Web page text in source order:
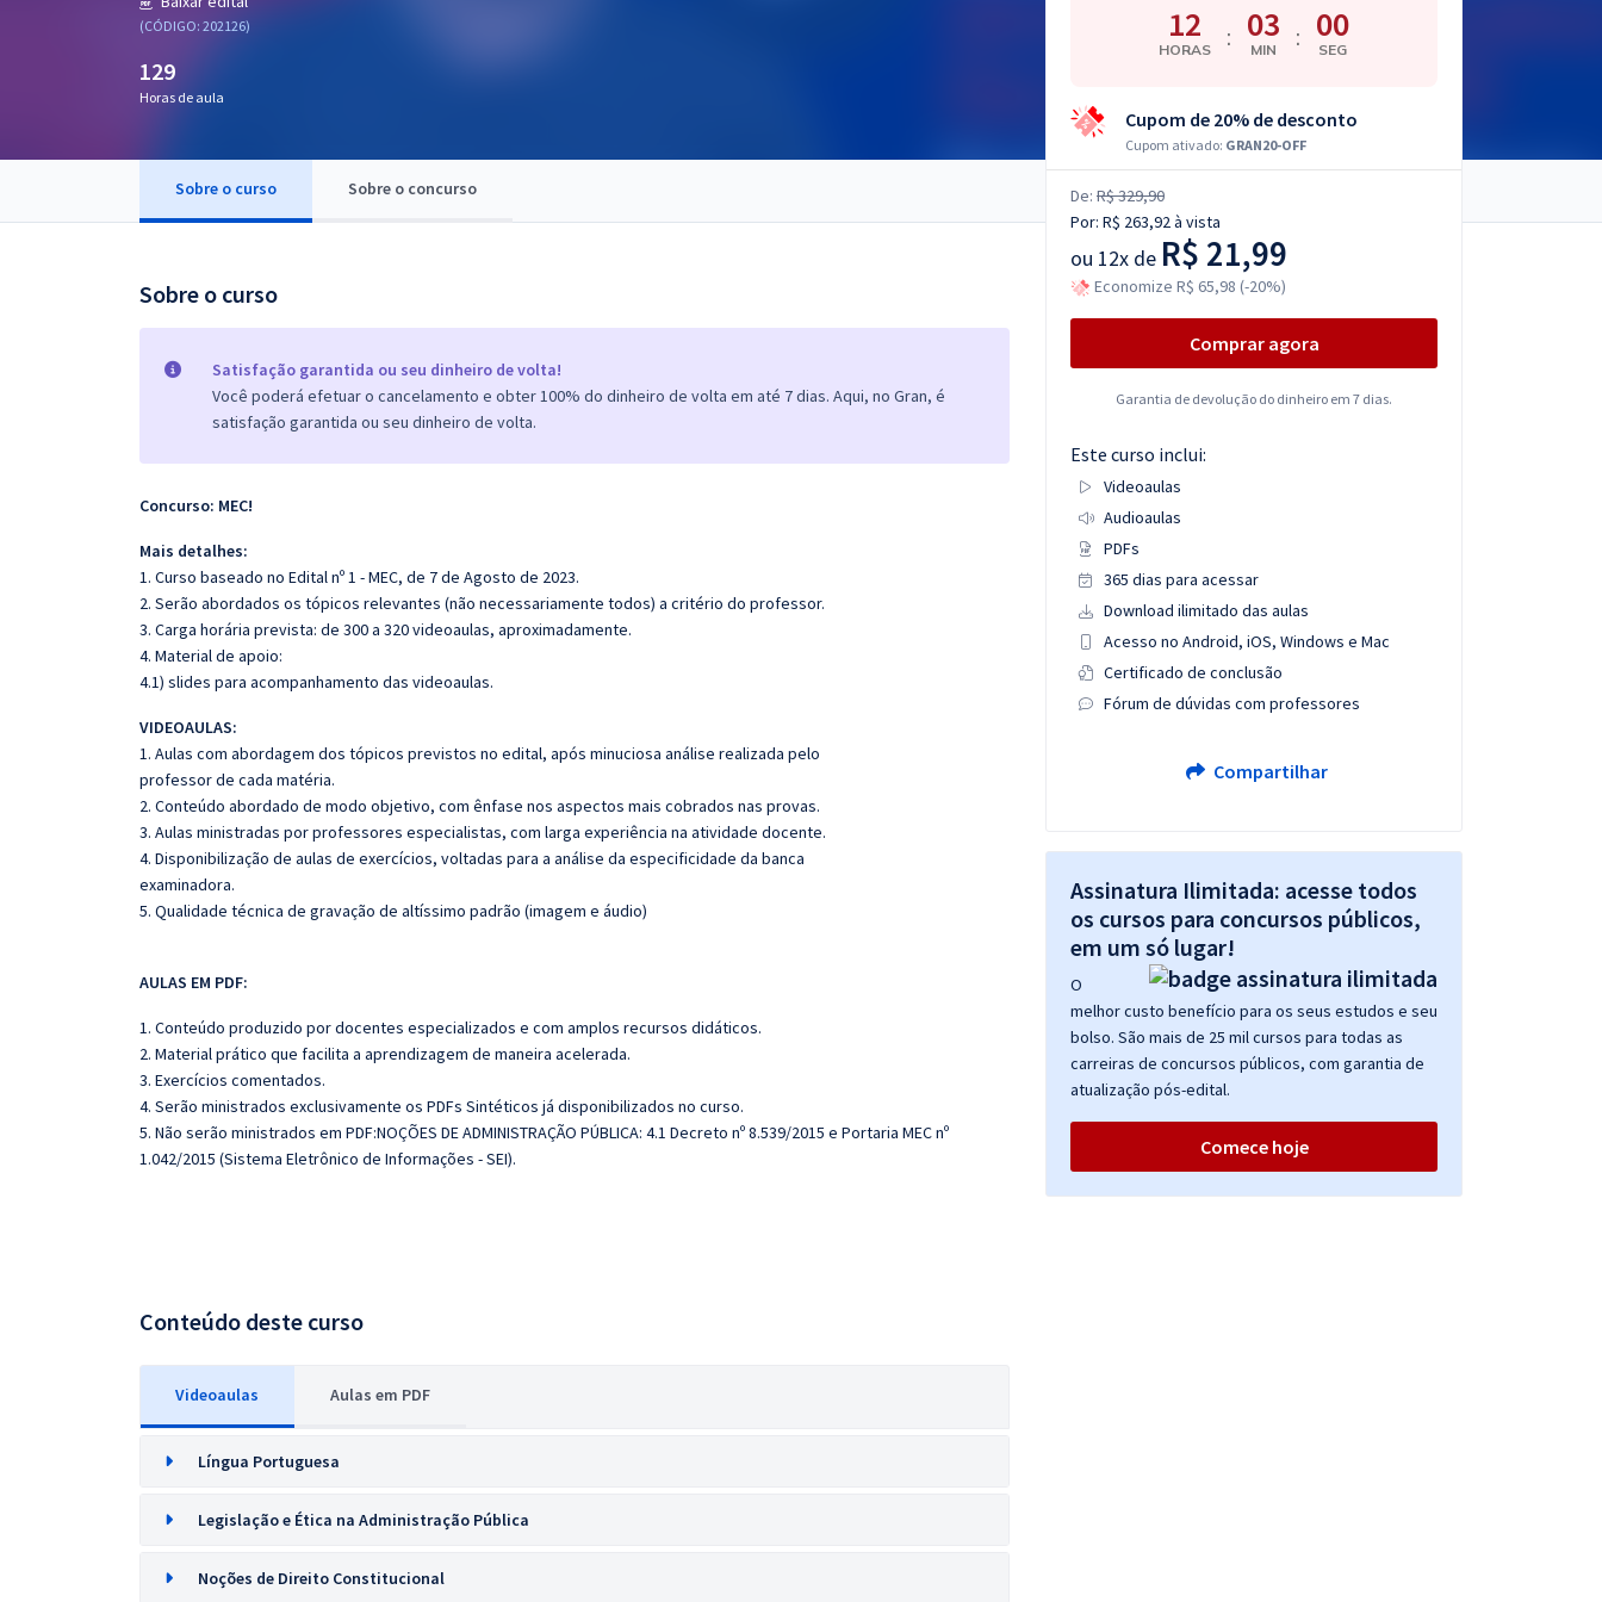
Conteúdo gratuito
(CÓDIGO: 202126)
129
Horas de aula
Sobre o curso Sobre o concurso
Sobre o curso
Satisfação garantida ou seu dinheiro de volta!
Você poderá efetuar o cancelamento e obter 100% do dinheiro de volta em até 7 dias. Aqui, no Gran, é
satisfação garantida ou seu dinheiro de volta.
Concurso: MEC!
Mais detalhes:
1. Curso baseado no Edital nº 1 - MEC, de 7 de Agosto de 2023.
2. Serão abordados os tópicos relevantes (não necessariamente todos) a critério do professor.
3. Carga horária prevista: de 300 a 320 videoaulas, aproximadamente.
4. Material de apoio:
4.1) slides para acompanhamento das videoaulas.
VIDEOAULAS:
1. Aulas com abordagem dos tópicos previstos no edital, após minuciosa análise realizada pelo
professor de cada matéria.
2. Conteúdo abordado de modo objetivo, com ênfase nos aspectos mais cobrados nas provas.
3. Aulas ministradas por professores especialistas, com larga experiência na atividade docente.
4. Disponibilização de aulas de exercícios, voltadas para a análise da especificidade da banca
examinadora.
5. Qualidade técnica de gravação de altíssimo padrão (imagem e áudio)
AULAS EM PDF:
1. Conteúdo produzido por docentes especializados e com amplos recursos didáticos.
2. Material prático que facilita a aprendizagem de maneira acelerada.
3. Exercícios comentados.
4. Serão ministrados exclusivamente os PDFs Sintéticos já disponibilizados no curso.
5. Não serão ministrados em PDF:NOÇÕES DE ADMINISTRAÇÃO PÚBLICA: 4.1 Decreto nº 8.539/2015 e Portaria MEC nº
1.042/2015 (Sistema Eletrônico de Informações - SEI).
Conteúdo deste curso
Videoaulas Aulas em PDF
Língua Portuguesa
Legislação e Ética na Administração Pública
Noções de Direito Constitucional
12
HORAS : 02
MIN : 59
SEG
Cupom de 20% de desconto
Cupom ativado: GRAN20-OFF
De: R$ 329,90
Por: R$ 263,92à vista
ou 12x de R$ 21,99
Economize R$ 65,98 (-20%)
Comprar agora
Garantia de devolução do dinheiro em 7 dias.
Este curso inclui:
Videoaulas
Audioaulas
PDFs
365 dias para acessar
Download ilimitado das aulas
Acesso no Android, iOS, Windows e Mac
Certificado de conclusão
Fórum de dúvidas com professores
Compartilhar
Assinatura Ilimitada: acesse todos
os cursos para concursos públicos,
em um só lugar!
O
melhor custo benefício para os seus estudos e seu
bolso. São mais de 25 mil cursos para todas as
carreiras de concursos públicos, com garantia de
atualização pós-edital.
Comece hoje